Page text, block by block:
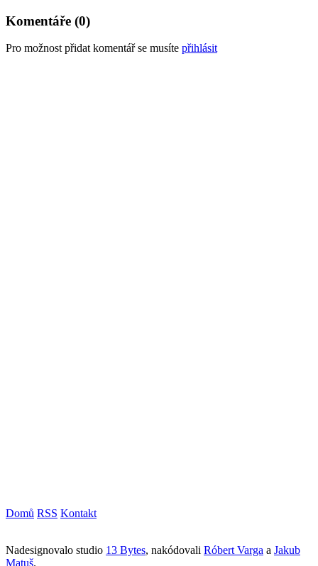
Komentáře (0)
Pro možnost přidat komentář se musíte přihlásit
Domů RSS Kontakt
Nadesignovalo studio 13 Bytes, nakódovali Róbert Varga a Jakub
Matuš.